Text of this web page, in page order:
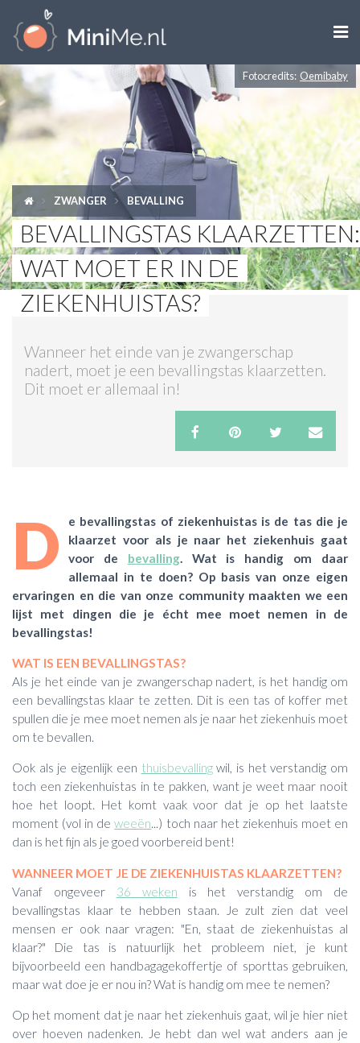

ZWANGER WORDEN
ZWANGER
PEUTER
KIND
LIFESTYLE
SHOPS
Fotocredits: Oemibaby
ZWANGER BEVALLING
BEVALLINGSTAS KLAARZETTEN:
WAT MOET ER IN DE
ZIEKENHUISTAS?
Wanneer het einde van je zwangerschap
nadert, moet je een bevallingstas klaarzetten.
Dit moet er allemaal in!
D
e bevallingstas of ziekenhuistas is de tas die je
klaarzet voor als je naar het ziekenhuis gaat
voor de bevalling. Wat is handig om daar
allemaal in te doen? Op basis van onze eigen
ervaringen en die van onze community maakten we een
lijst met dingen die je écht mee moet nemen in de
bevallingstas!
WAT IS EEN BEVALLINGSTAS?
Als je het einde van je zwangerschap nadert, is het handig om
een bevallingstas klaar te zetten. Dit is een tas of koffer met
spullen die je mee moet nemen als je naar het ziekenhuis moet
om te bevallen.
Ook als je eigenlijk een thuisbevallingwil, is het verstandig om
toch een ziekenhuistas in te pakken, want je weet maar nooit
hoe het loopt. Het komt vaak voor dat je op het laatste
moment (vol in deweeën...) toch naar het ziekenhuis moet en
dan is het fijn als je goed voorbereid bent!
WANNEER MOET JE DE ZIEKENHUISTAS KLAARZETTEN?
Vanaf ongeveer 36 weken is het verstandig om de
bevallingstas klaar te hebben staan. Je zult zien dat veel
mensen er ook naar vragen: "En, staat de ziekenhuistas al
klaar?" Die tas is natuurlijk het probleem niet, je kunt
bijvoorbeeld een handbagagekoffertje of sporttas gebruiken,
maar wat doe je er nou in? Wat is handig om mee te nemen?
Op het moment dat je naar het ziekenhuis gaat, wil je hier niet
over hoeven nadenken. Je hebt dan wel wat anders aan je